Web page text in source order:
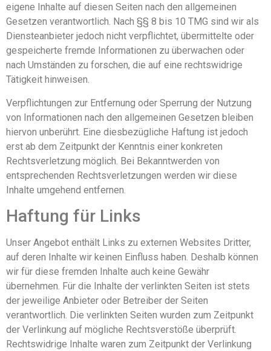
eigene Inhalte auf diesen Seiten nach den allgemeinen
Gesetzen verantwortlich. Nach §§ 8 bis 10 TMG sind wir als
Diensteanbieter jedoch nicht verpflichtet, übermittelte oder
gespeicherte fremde Informationen zu überwachen oder
nach Umständen zu forschen, die auf eine rechtswidrige
Tätigkeit hinweisen.
Verpflichtungen zur Entfernung oder Sperrung der Nutzung
von Informationen nach den allgemeinen Gesetzen bleiben
hiervon unberührt. Eine diesbezügliche Haftung ist jedoch
erst ab dem Zeitpunkt der Kenntnis einer konkreten
Rechtsverletzung möglich. Bei Bekanntwerden von
entsprechenden Rechtsverletzungen werden wir diese
Inhalte umgehend entfernen.
Haftung für Links
Unser Angebot enthält Links zu externen Websites Dritter,
auf deren Inhalte wir keinen Einfluss haben. Deshalb können
wir für diese fremden Inhalte auch keine Gewähr
übernehmen. Für die Inhalte der verlinkten Seiten ist stets
der jeweilige Anbieter oder Betreiber der Seiten
verantwortlich. Die verlinkten Seiten wurden zum Zeitpunkt
der Verlinkung auf mögliche Rechtsverstöße überprüft.
Rechtswidrige Inhalte waren zum Zeitpunkt der Verlinkung